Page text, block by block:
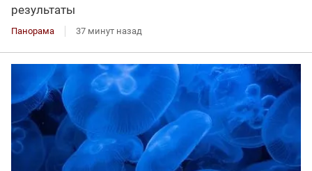
результаты
Панорама 37 минут назад